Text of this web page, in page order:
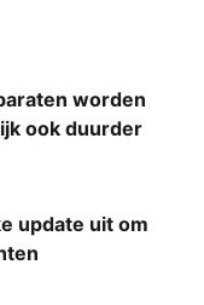
worden
ook duurder
update uit om